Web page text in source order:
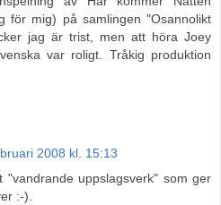
för mig) på samlingen "Osannolikt
jag är trist, men att höra Joey
var roligt. Tråkig produktion
2008 kl. 15:13
"vandrande uppslagsverk" som ger
:-).